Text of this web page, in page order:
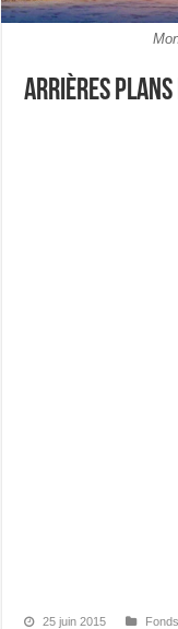
Arrières plans
25 juin 2015